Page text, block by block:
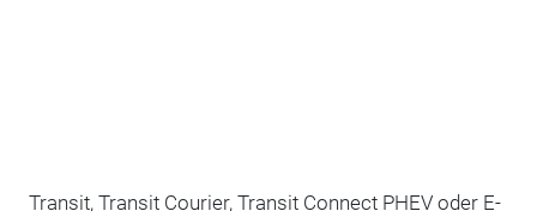
Transit, Transit Courier, Transit Connect PHEV oder E-